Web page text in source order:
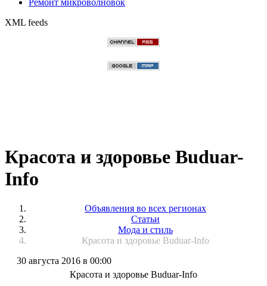
Ремонт микроволновок
XML feeds
Красота и здоровье Buduar-
Info
Объявления во всех регионах
Статьи
Мода и стиль
Красота и здоровье Buduar-Info
30 августа 2016 в 00:00
Красота и здоровье Buduar-Info